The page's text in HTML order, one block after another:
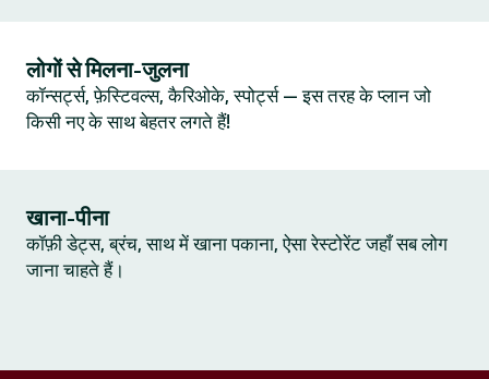
लोगों से मिलना-जुलना
कॉन्सर्ट्स, फ़ेस्टिवल्स, कैरिओके, स्पोर्ट्स — इस तरह के प्लान जो
किसी नए के साथ बेहतर लगते हैं!
खाना-पीना
कॉफ़ी डेट्स, ब्रंच, साथ में खाना पकाना, ऐसा रेस्टोरेंट जहाँ सब लोग
जाना चाहते हैं।